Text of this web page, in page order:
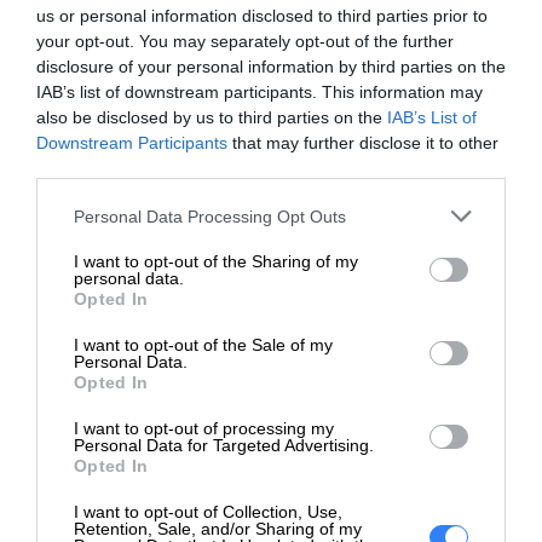
us or personal information disclosed to third parties prior to
your opt-out. You may separately opt-out of the further
disclosure of your personal information by third parties on the
IAB’s list of downstream participants. This information may
also be disclosed by us to third parties on the IAB’s List of
Downstream Participants that may further disclose it to other
Personal Data Processing Opt Outs
I want to opt-out of the Sharing of my
personal data.
Opted In
I want to opt-out of the Sale of my
Personal Data.
Opted In
I want to opt-out of processing my
Personal Data for Targeted Advertising.
Opted In
I want to opt-out of Collection, Use,
Retention, Sale, and/or Sharing of my
Microsoft Server CAL (Client Access License) to rodzaj
licencji, który pozwala użytkownikowi na dostęp do
funkcjonalności systemu Windows Server. Istnieją trzy
rodzaje licencji CAL, z których każda ma swoje
specyficzne zastosowanie:
Licencja CAL na urządzenie (Device CAL)–
funkcjonalności Windows Server. Licencja ta jest
korzysta z jednego urządzenia, na przykład w
punktach sprzedaży lub w zakładach
Licencja CAL na użytkownika (User CAL)–
funkcjonalności Windows Server, niezależnie od
producenta:
Brak gwarancji
Ogólne
System
operacyjny:
Microsoft Windows Server 2022
Standard - 64-bit
produktu:
Licencja
Nośnik: DVD-ROM
Licencje
Ustalanie
licencję: